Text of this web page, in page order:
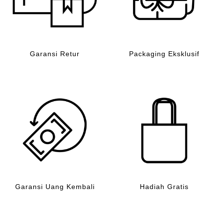
Garansi Retur Packaging Eksklusif
Garansi Uang Kembali Hadiah Gratis